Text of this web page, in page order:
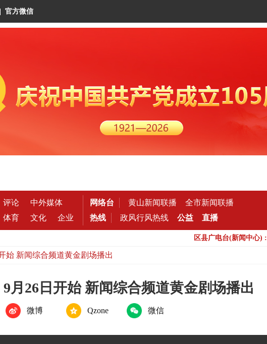
官方微信
评论
中外媒体
体育 文化 企业
网络台 黄山新闻联播
全市新闻联播
热线
政风行风热线 公益 直播
区县广电台(新闻中心) :
始 新闻综合频道黄金剧场播出
月26日开始 新闻综合频道黄金剧场播出
微博 Qzone 微信